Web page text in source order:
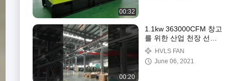
00:32
00:20
1.1kw 363000CFM 창고
를 위한 산업 천장 선풍
기 16ft 20ft HVLS
HVLS FAN
June 06, 2021